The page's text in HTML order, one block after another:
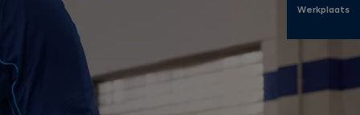
Werkplaats